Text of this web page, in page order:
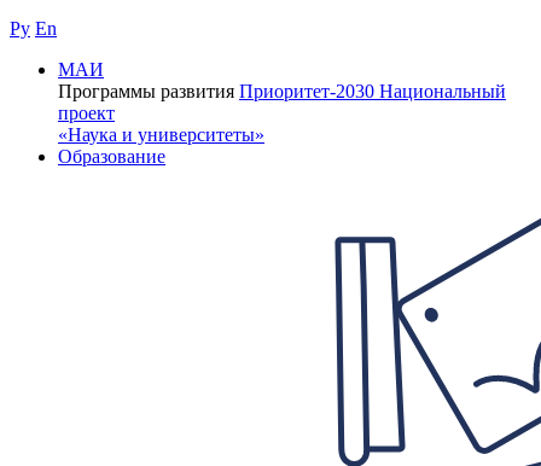
Ру En
МАИ
Программы развития Приоритет-2030 Национальный
проект
«Наука и университеты»
Образование